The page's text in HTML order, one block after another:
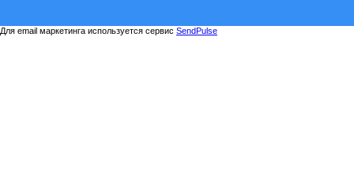
Для email маркетинга используется сервис SendPulse